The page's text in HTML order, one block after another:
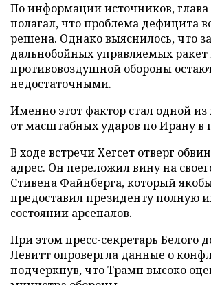
По информации источников, глава
полагал, что проблема дефицита
решена. Однако выяснилось, что
дальнобойных управляемых ракет
противовоздушной обороны
недостаточными.
Именно этот фактор стал одной
от масштабных ударов по Ирану в
В ходе встречи Хегсет отверг
адрес. Он переложил вину на
Стивена Файнберга, который
предоставил президенту полную
состоянии арсеналов.
При этом пресс-секретарь Белого
Левитт опровергла данные о
подчеркнув, что Трамп высоко